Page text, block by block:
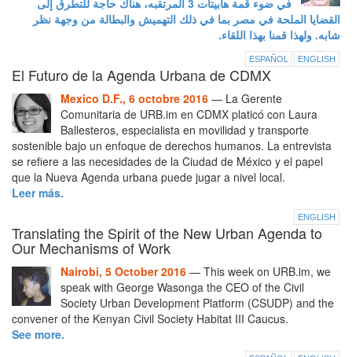
في ضوء قمة هابيتات 3 المرتقبه، هناك حاجة للتطرق إلى
القضايا الملحة في مصر بما في ذلك التهميش والبطالة من وجهة نظر
شابه. ولهذا قمنا بهذا اللقاء.
ESPAÑOL ENGLISH
El Futuro de la Agenda Urbana de CDMX
Mexico D.F., 6 octobre 2016 — La Gerente
Comunitaria de URB.im en CDMX platicó con Laura
Ballesteros, especialista en movilidad y transporte
sostenible bajo un enfoque de derechos humanos. La entrevista
se refiere a las necesidades de la Ciudad de México y el papel
que la Nueva Agenda urbana puede jugar a nivel local.
Leer más.
ENGLISH
Translating the Spirit of the New Urban Agenda to
Our Mechanisms of Work
Nairobi, 5 October 2016 — This week on URB.im, we
speak with George Wasonga the CEO of the Civil
Society Urban Development Platform (CSUDP) and the
convener of the Kenyan Civil Society Habitat III Caucus.
See more.